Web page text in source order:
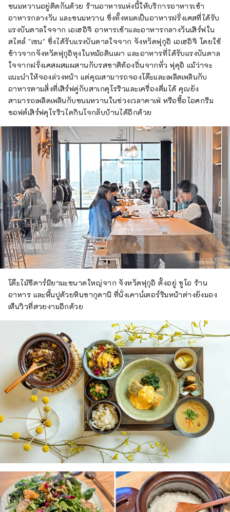
ขนมหวานอยู่ติดกันด้วย ร้านอาหารแห่งนี้ให้บริการอาหารเช้า
อาหารกลางวัน และขนมหวาน ซึ่งทั้งหมดเป็นอาหารฝรั่งเศสที่ได้รับ
แรงบันดาลใจจาก เอเฮอิจิ อาหารเช้าและอาหารกลางวันเสิร์ฟใน
สไตล์ "เซน" ซึ่งได้รับแรงบันดาลใจจาก จังหวัดฟุกุอิ เอเฮอิจิ โดยใช้
ข้าวจากจังหวัดฟุกุอิหุงในหม้อดินเผา และอาหารที่ได้รับแรงบันดาล
ใจจากฝรั่งเศสผสมผสานกับรสชาติท้องถิ่นจากทั่ว ฟุคุอิ แม้ว่าจะ
แนะนำให้จองล่วงหน้า แต่คุณสามารถจองโต๊ะและเพลิดเพลินกับ
อาหารตามสั่งที่เสิร์ฟคู่กับสาเกคุโรริวและเครื่องดื่มได้ คุณยัง
สามารถเพลิดเพลินกับขนมหวานในช่วงเวลาคาเฟ่ หรือซื้อไอศกรีม
ซอฟต์เสิร์ฟคุโรริวไดกินโจกลับบ้านได้อีกด้วย
โต๊ะไม้ซีดาร์มิยามะขนาดใหญ่จาก จังหวัดฟุกุอิ ตั้งอยู่ ชูโอ ร้าน
อาหาร และพื้นปูด้วยหินชากุดานิ ที่นั่งเคาน์เตอร์ริมหน้าต่างยังมอง
เห็นวิวที่สวยงามอีกด้วย